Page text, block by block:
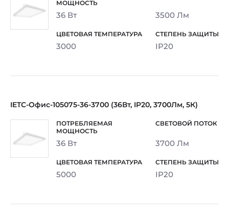
36 Вт 3500 Лм
3000 IP20
IETC-Офис-105075-36-3700 (36Вт, IP20, 3700Лм, 5К)
36 Вт 3700 Лм
5000 IP20